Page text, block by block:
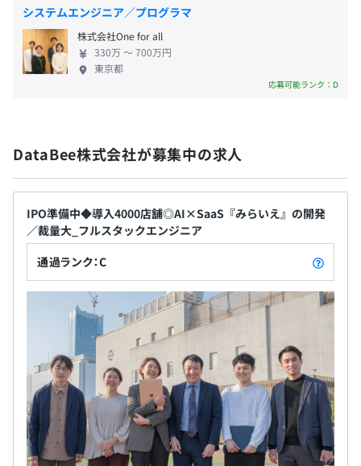
■新技術を活用した設計・開発に積極的に挑戦できる
代表が研究開発系のエンジニア出身のため、エンジニアに
り、新規プロダクトの企画・開発や新しい技術を用いた開
発など、エンジニアとしてワクワクするような・成長でき
るような経験をどんどん積み重ねることが可能です。
《スキルアップ例》
★実際過去には社内にノウハウはありませんでしたが、社
員がビッグデータやAIの研究・開発をおこない、画像自動
認識機能として製品へ導入した事例や入社1カ月のインサ
イドセールス未経験の社員を抜擢し、インサイドセールス
チームの立ち上げを一任した事例もあります。
★本来3年かかるものを2年で習得したという社員もお
り、振り返ってみたら自分の理想をはるかに超えて成長し
ているケースが多いです。
■役職手当
昇給：都度
関東ITソフトウェア健康保険組合加入
社会保険完備（健康保険・厚生年金加入・雇用保険・労災
保険）
無期雇用
3～6カ月（条件などは変わりません）
におけるデータ連携プラットフォームとして バージ
ョンアップさせる予定です。 2028年以降からは、同
様の悩みを抱える他業界にもサービスを展開し、
「みらいえ」を業界を跨ったデータ連携利活用プラ
の生産性向上に貢献したいと考えています。立ち遅れ
ている日本のセールス・マーケティングに革新を起
こし、テクノロジーを通して人や組織、日本企業の
成長に貢献していきます。 【組織風土】 「やりたい
ならやってみよう！」という社風なので、担当領域
を徐々に広げながら、フルスタックエンジニアやマ
ネジャー、ディレクター、サービス企画などさまざ
まなキャリアを選択できます。わたしたちと一緒に
「UI／UX」と「自動化」を追求し、誰もが分かりや
すい・使いやすいITサービスを生み出していきませ
んか？
システムエンジニア／プログラマ
株式会社One for all
330万 〜 700万円
東京都
応募可能ランク：D
DataBee株式会社が募集中の求人
IPO準備中◆導入4000店舗◎AI×SaaS『みらいえ』の開発
／裁量大_フルスタックエンジニア
通過ランク：C